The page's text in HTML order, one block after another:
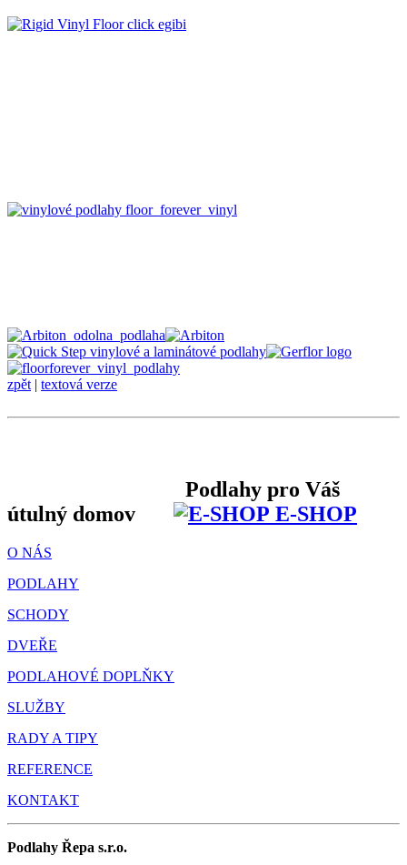
zpět | textová verze
Podlahy pro Váš
útulný domov
E-SHOP
O NÁS
PODLAHY
SCHODY
DVEŘE
PODLAHOVÉ DOPLŇKY
SLUŽBY
RADY A TIPY
REFERENCE
KONTAKT
Podlahy Řepa s.r.o.